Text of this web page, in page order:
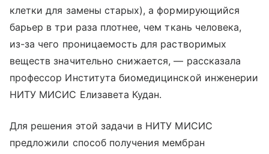
клетки для замены старых), а формирующийся
барьер в три раза плотнее, чем ткань человека,
из-за чего проницаемость для растворимых
веществ значительно снижается, — рассказала
профессор Института биомедицинской инженерии
НИТУ МИСИС Елизавета Кудан.
Для решения этой задачи в НИТУ МИСИС
предложили способ получения мембран